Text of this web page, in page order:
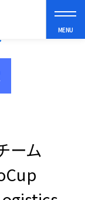
MENU
ーム